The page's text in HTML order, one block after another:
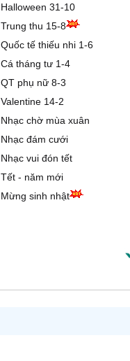
Halloween 31-10
Trung thu 15-8
Quốc tế thiếu nhi 1-6
Cá tháng tư 1-4
QT phụ nữ 8-3
Valentine 14-2
Nhạc chờ mùa xuân
Nhạc đám cưới
Nhạc vui đón tết
Tết - năm mới
Mừng sinh nhật